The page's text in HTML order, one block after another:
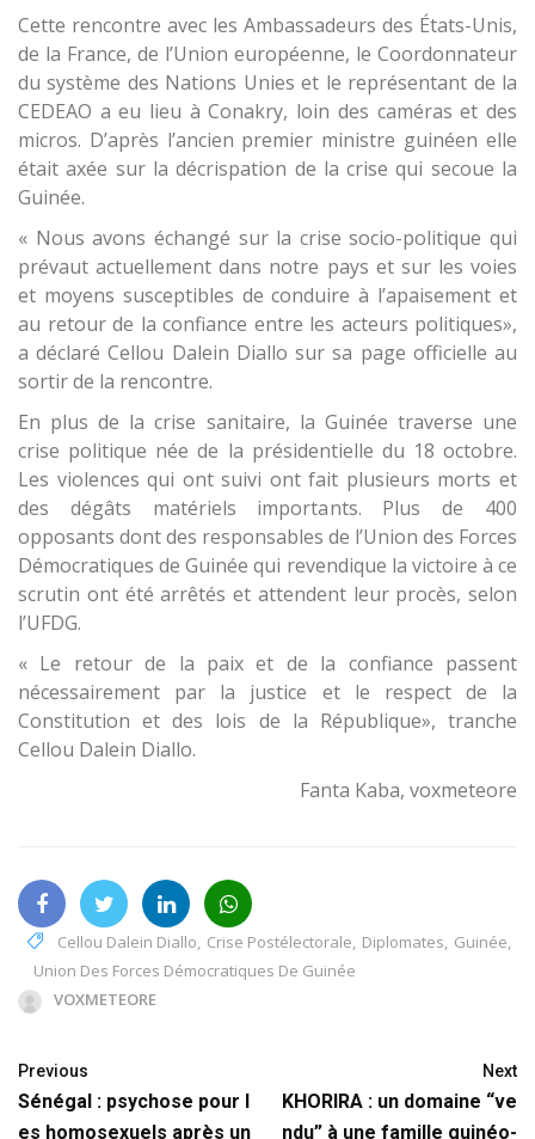
Cette rencontre avec les Ambassadeurs des États-Unis,
de la France, de l’Union européenne, le Coordonnateur
du système des Nations Unies et le représentant de la
CEDEAO a eu lieu à Conakry, loin des caméras et des
micros. D’après l’ancien premier ministre guinéen elle
était axée sur la décrispation de la crise qui secoue la
Guinée.
« Nous avons échangé sur la crise socio-politique qui
prévaut actuellement dans notre pays et sur les voies
et moyens susceptibles de conduire à l’apaisement et
au retour de la confiance entre les acteurs politiques»,
a déclaré Cellou Dalein Diallo sur sa page officielle au
sortir de la rencontre.
En plus de la crise sanitaire, la Guinée traverse une
crise politique née de la présidentielle du 18 octobre.
Les violences qui ont suivi ont fait plusieurs morts et
des dégâts matériels importants. Plus de 400
opposants dont des responsables de l’Union des Forces
Démocratiques de Guinée qui revendique la victoire à ce
scrutin ont été arrêtés et attendent leur procès, selon
l’UFDG.
« Le retour de la paix et de la confiance passent
nécessairement par la justice et le respect de la
Constitution et des lois de la République», tranche
Cellou Dalein Diallo.
Fanta Kaba, voxmeteore
Cellou Dalein Diallo, Crise Postélectorale, Diplomates, Guinée,
Union Des Forces Démocratiques De Guinée
VOXMETEORE
Previous
Sénégal : psychose pour l
es homosexuels après un
Next
KHORIRA : un domaine “ve
ndu” à une famille guinéo-